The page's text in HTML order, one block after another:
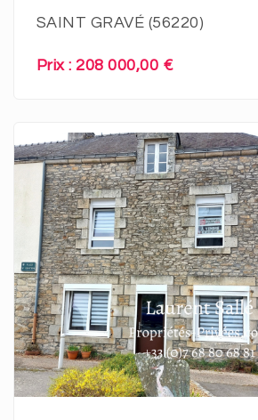
SAINT GRAVÉ (56220)
Prix : 208 000,00 €
En savoir plus